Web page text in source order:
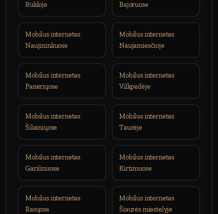
Rukloje
Bajoruose
Mobilus internetas
Naujininkuose
Mobilus internetas
Naujamiesčioje
Mobilus internetas
Paneriųose
Mobilus internetas
Vilkpėdėje
Mobilus internetas
Šilainiųose
Mobilus internetas
Taurėje
Mobilus internetas
Gariūnuose
Mobilus internetas
Kirtimuose
Mobilus internetas
Rasųose
Mobilus internetas
Šiaurės miestelyje